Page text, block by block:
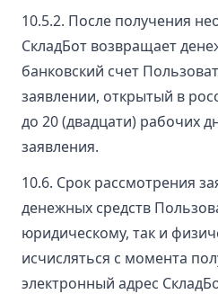
10.5.2. После получения
СкладБот возвращает
банковский счет
заявлении, открытый в
до 20 (двадцати) рабочих
заявления.
10.6. Срок рассмотрения
денежных средств
юридическому, так и
исчисляться с момента
электронный адрес